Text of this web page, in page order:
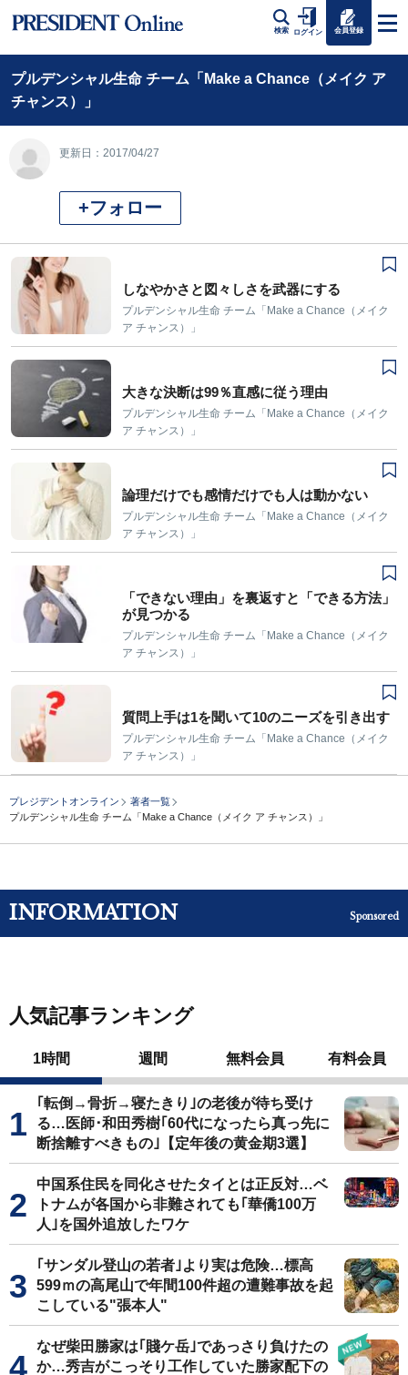
検索 ログイン 会員登録
プルデンシャル生命 チーム「Make a Chance（メイク ア
チャンス）」
更新日：2017/04/27
+フォロー
しなやかさと図々しさを武器にする
プルデンシャル生命 チーム「Make a Chance（メイク
ア チャンス）」
大きな決断は99％直感に従う理由
プルデンシャル生命 チーム「Make a Chance（メイク
ア チャンス）」
論理だけでも感情だけでも人は動かない
プルデンシャル生命 チーム「Make a Chance（メイク
ア チャンス）」
「できない理由」を裏返すと「できる方法」
が見つかる
プルデンシャル生命 チーム「Make a Chance（メイク
ア チャンス）」
質問上手は1を聞いて10のニーズを引き出す
プルデンシャル生命 チーム「Make a Chance（メイク
ア チャンス）」
プレジデントオンライン
著者一覧
プルデンシャル生命 チーム「Make a Chance（メイク ア チャンス）」
INFORMATION Sponsored
人気記事ランキング
1時間 週間 無料会員 有料会員
｢転倒→骨折→寝たきり｣の老後が待ち受け
る…医師･和田秀樹｢60代になったら真っ先に
断捨離すべきもの｣【定年後の黄金期3選】
中国系住民を同化させたタイとは正反対…ベ
トナムが各国から非難されても｢華僑100万
人｣を国外追放したワケ
｢サンダル登山の若者｣より実は危険…標高
599ｍの高尾山で年間100件超の遭難事故を起
こしている"張本人"
なぜ柴田勝家は｢賤ケ岳｣であっさり負けたの
か…秀吉がこっそり工作していた勝家配下の